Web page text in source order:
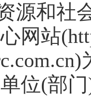
源和社
网站
位(部